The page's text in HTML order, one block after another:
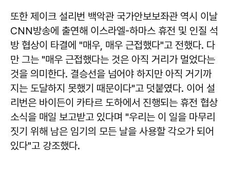
또한 제이크 설리번 백악관 국가안보보좌관 역시 이날
CNN방송에 출연해 이스라엘-하마스 휴전 및 인질 석
방 협상이 타결에 "매우, 매우 근접했다"고 전했다. 다
만 그는 "매우 근접했다는 것은 아직 거리가 멀었다는
것을 의미한다. 결승선을 넘어야 하지만 아직 거기까
지는 도달하지 못했기 때문이다"고 덧붙였다. 이어 설
리번은 바이든이 카타르 도하에서 진행되는 휴전 협상
소식을 매일 보고받고 있다며 "우리는 이 일을 마무리
짓기 위해 남은 임기의 모든 날을 사용할 각오가 되어
있다"고 강조했다.